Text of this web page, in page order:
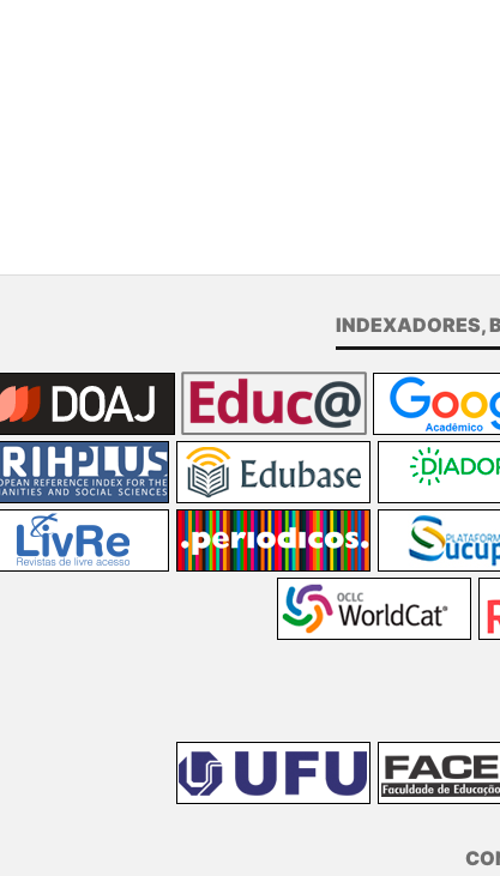
INDEXADORES,